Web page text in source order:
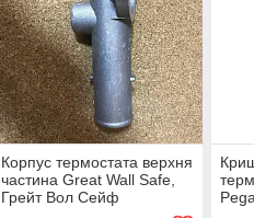
Корпус термостата верхня
частина Great Wall Safe,
Грейт Вол Сейф